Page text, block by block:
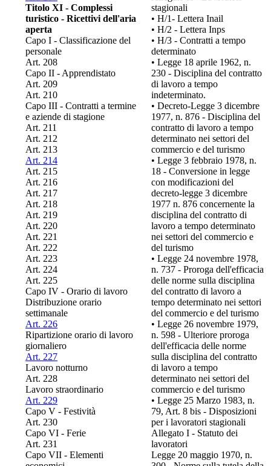
Titolo XI - Complessi
turistico - Ricettivi dell'aria
aperta
Capo I - Classificazione del
personale
Art. 208
Capo II - Apprendistato
Art. 209
Art. 210
Capo III - Contratti a termine
e aziende di stagione
Art. 211
Art. 212
Art. 213
Art. 214
Art. 215
Art. 216
Art. 217
Art. 218
Art. 219
Art. 220
Art. 221
Art. 222
Art. 223
Art. 224
Art. 225
Capo IV - Orario di lavoro
Distribuzione orario
settimanale
Art. 226
Ripartizione orario di lavoro
giornaliero
Art. 227
Lavoro notturno
Art. 228
Lavoro straordinario
Art. 229
Capo V - Festività
Art. 230
Capo VI - Ferie
Art. 231
Capo VII - Elementi
stagionali
• H/1- Lettera Inail
• H/2 - Lettera Inps
• H/3 - Contratti a tempo
determinato
• Legge 18 aprile 1962, n.
230 - Disciplina del contratto
di lavoro a tempo
indeterminato.
• Decreto-Legge 3 dicembre
1977, n. 876 - Disciplina del
contratto di lavoro a tempo
determinato nei settori del
commercio e del turismo
• Legge 3 febbraio 1978, n.
18 - Conversione in legge
con modificazioni del
decreto-legge 3 dicembre
1977 n. 876 concernente la
disciplina del contratto di
lavoro a tempo determinato
nei settori del commercio e
del turismo
• Legge 24 novembre 1978,
n. 737 - Proroga dell'efficacia
delle norme sulla disciplina
del contratto di lavoro a
tempo determinato nei settori
del commercio e del turismo
• Legge 26 novembre 1979,
n. 598 - Ulteriore proroga
dell'efficacia delle norme
sulla disciplina del contratto
di lavoro a tempo
determinato nei settori del
commercio e del turismo
• Legge 25 Marzo 1983, n.
79, Art. 8 bis - Disposizioni
per i lavoratori stagionali
Allegato I - Statuto dei
lavoratori
Legge 20 maggio 1970, n.